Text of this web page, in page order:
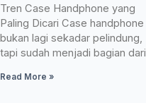
Tren Case Handphone yang
Paling Dicari Case handphone
bukan lagi sekadar pelindung,
tapi sudah menjadi bagian dari
Read More »